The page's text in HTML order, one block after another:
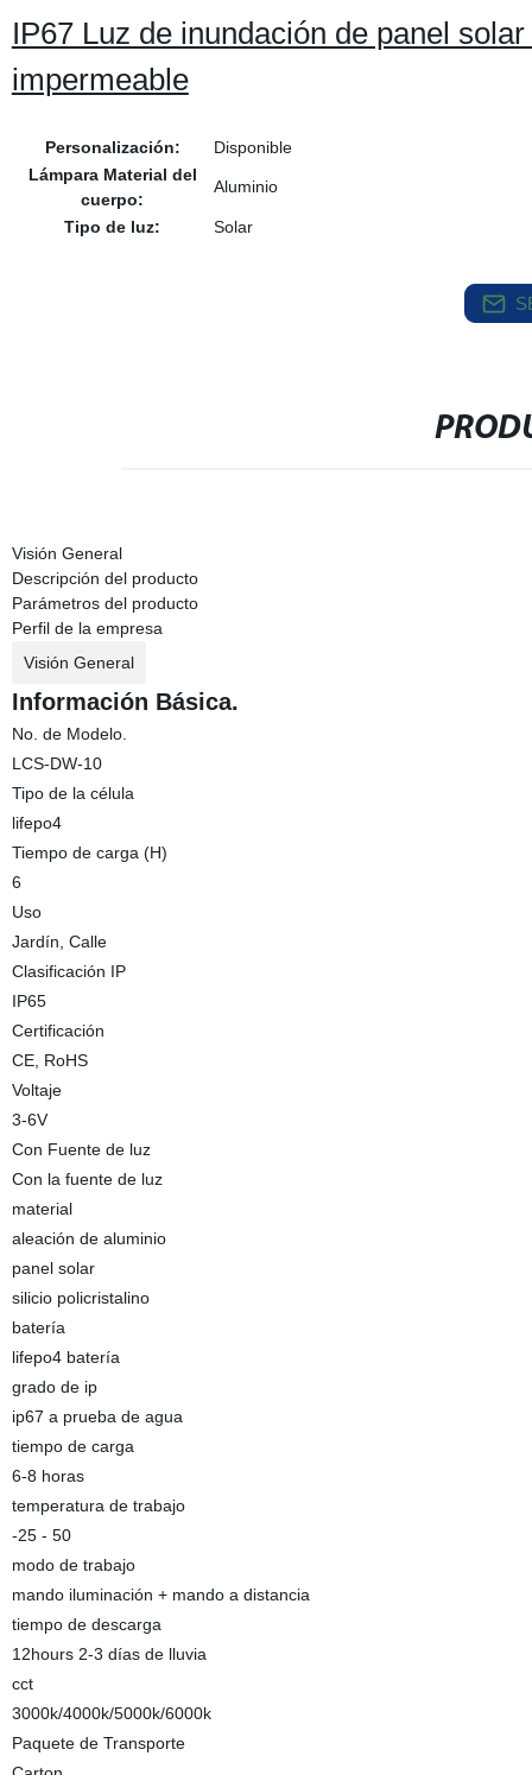
IP67 Luz de inundación de panel
impermeable
Personalización:
Disponible
Lámpara Material del
cuerpo:
Aluminio
Tipo de luz: Solar
Visión General
Descripción del producto
Parámetros del producto
Perfil de la empresa
Visión General
Información Básica.
No. de Modelo.
LCS-DW-10
Tipo de la célula
lifepo4
Tiempo de carga (H)
6
Uso
Jardín, Calle
Clasificación IP
IP65
Certificación
CE, RoHS
Voltaje
3-6V
Con Fuente de luz
Con la fuente de luz
material
aleación de aluminio
panel solar
silicio policristalino
batería
lifepo4 batería
grado de ip
ip67 a prueba de agua
tiempo de carga
6-8 horas
temperatura de trabajo
-25 - 50
modo de trabajo
mando iluminación + mando a distancia
tiempo de descarga
12hours 2-3 días de lluvia
cct
3000k/4000k/5000k/6000k
Paquete de Transporte